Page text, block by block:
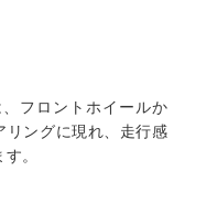
フロントホイールか
リングに現れ、走行感
。